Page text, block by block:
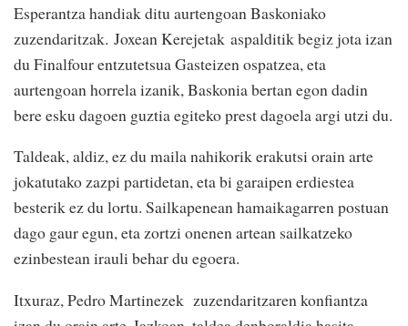
Esperantza handiak ditu aurtengoan Baskoniako
zuzendaritzak. Joxean Kerejetak aspalditik begiz jota izan
du Finalfour entzutetsua Gasteizen ospatzea, eta
aurtengoan horrela izanik, Baskonia bertan egon dadin
bere esku dagoen guztia egiteko prest dagoela argi utzi du.
Taldeak, aldiz, ez du maila nahikorik erakutsi orain arte
jokatutako zazpi partidetan, eta bi garaipen erdiestea
besterik ez du lortu. Sailkapenean hamaikagarren postuan
dago gaur egun, eta zortzi onenen artean sailkatzeko
ezinbestean irauli behar du egoera.
Itxuraz, Pedro Martinezek zuzendaritzaren konfiantza